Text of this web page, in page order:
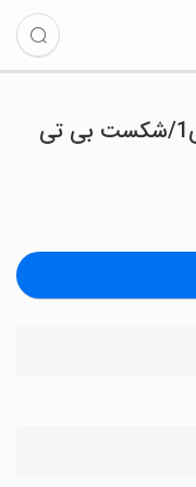
انقلاب کاکا سنگی1/شکست بی تی